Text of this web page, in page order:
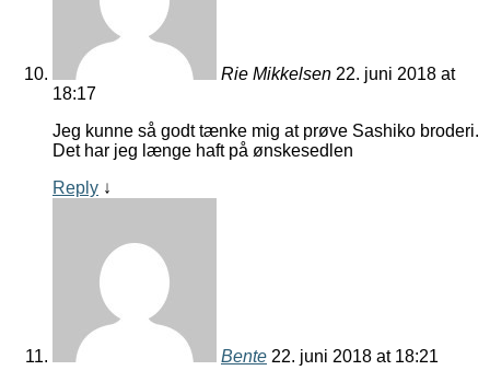
Rie Mikkelsen 22. juni 2018 at
18:17
Jeg kunne så godt tænke mig at prøve Sashiko broderi.
Det har jeg længe haft på ønskesedlen
Reply ↓
Bente 22. juni 2018 at 18:21